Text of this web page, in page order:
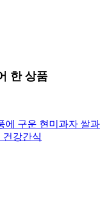
한 상품
에 구운 현미과자 쌀과
건강간식